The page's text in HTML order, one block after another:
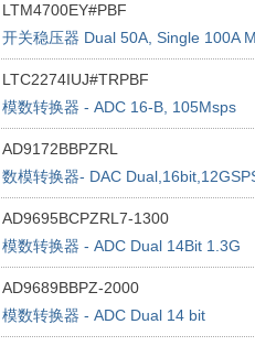
LTM4700EY#PBF
开关稳压器 Dual 50A, Single 100A
Reg
LTC2274IUJ#TRPBF
模数转换器 - ADC 16-B, 105Msps
Serial Out ADC (JESD204)
AD9172BBPZRL
数模转换器- DAC
RFDAC1500MSPS AjRate
AD9695BCPZRL7-1300
模数转换器 - ADC Dual 14Bit 1.3G
SPS 1300MSPS ADC w/JESD2
AD9689BBPZ-2000
模数转换器 - ADC Dual 14 bit